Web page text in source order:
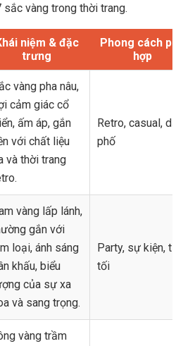
vàng trong thời trang.
niệm & đặc
trưng
Phong cách
hợp
vàng pha nâu,
cảm giác cổ
ấm áp, gắn
với chất liệu
và thời trang
Retro, casual,
phố
vàng lấp lánh,
gắn với
loại, ánh sáng
khấu, biểu
của sự xa
và sang trọng.
Party, sự kiện,
tối
vàng trầm